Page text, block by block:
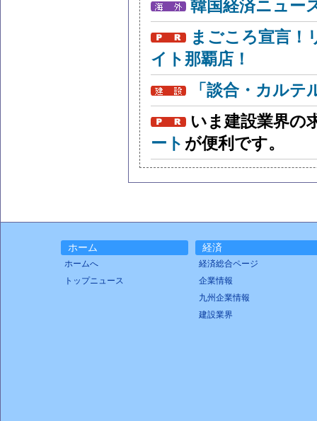
韓国経済ニュー
まごころ宣言！
イト那覇店！
「談合・カル
いま建設業界の
ート が便利です。
ホーム
ホームへ
トップニュース
経済
経済総合ページ
企業情報
九州企業情報
建設業界